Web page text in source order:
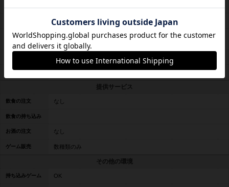
◎ メイン
マーダーミステ
ビデオゲーム × 禁止している
提供サービス
飲食の注文 なし
飲食の持ち込み
お酒の注文 なし
ゲーム販売 数種類のみ
その他の環境
持ち込みゲーム OK